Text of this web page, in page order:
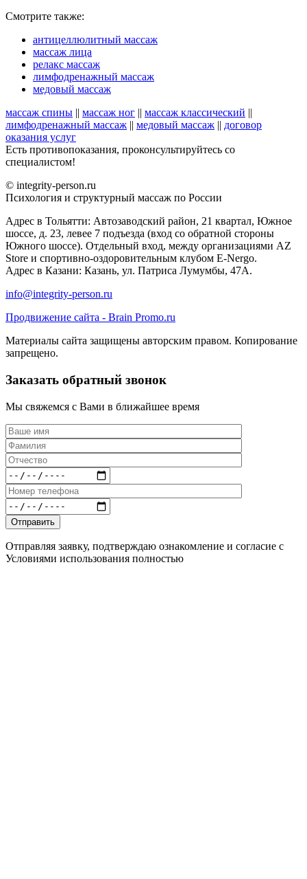
Смотрите также:
антицеллюлитный массаж
массаж лица
релакс массаж
лимфодренажный массаж
медовый массаж
массаж спины || массаж ног || массаж классический ||
лимфодренажный массаж || медовый массаж || договор
оказания услуг
Есть противопоказания, проконсультируйтесь со
специалистом!
© integrity-person.ru
Психология и структурный массаж по России
Адрес в Тольятти: Автозаводский район, 21 квартал, Южное
шоссе, д. 23, левее 7 подъезда (вход со обратной стороны
Южного шоссе). Отдельный вход, между организациями AZ
Store и спортивно-оздоровительным клубом E-Nergo.
Адрес в Казани: Казань, ул. Патриса Лумумбы, 47А.
info@integrity-person.ru
Продвижение сайта - Brain Promo.ru
Материалы сайта защищены авторским правом. Копирование
запрещено.
Заказать обратный звонок
Мы свяжемся с Вами в ближайшее время
Отправляя заявку, подтверждаю ознакомление и согласие с
Условиями использования полностью